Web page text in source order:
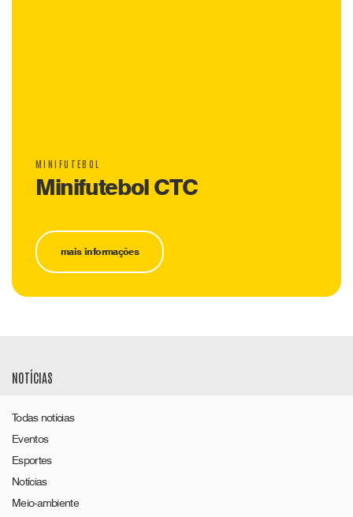
MINIFUTEBOL
Minifutebol CTC
mais informações
NOTÍCIAS
Todas notícias
Eventos
Esportes
Notícias
Meio-ambiente